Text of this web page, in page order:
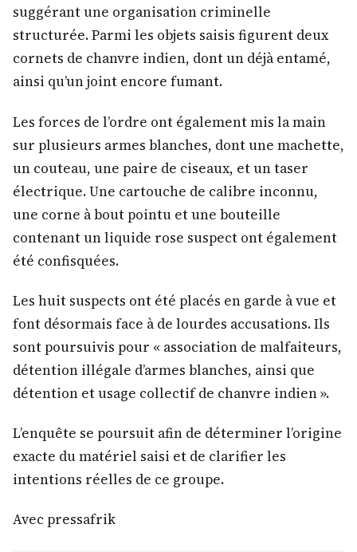
suggérant une organisation criminelle
structurée. Parmi les objets saisis figurent deux
cornets de chanvre indien, dont un déjà entamé,
ainsi qu’un joint encore fumant.
Les forces de l’ordre ont également mis la main
sur plusieurs armes blanches, dont une machette,
un couteau, une paire de ciseaux, et un taser
électrique. Une cartouche de calibre inconnu,
une corne à bout pointu et une bouteille
contenant un liquide rose suspect ont également
été confisquées.
Les huit suspects ont été placés en garde à vue et
font désormais face à de lourdes accusations. Ils
sont poursuivis pour « association de malfaiteurs,
détention illégale d’armes blanches, ainsi que
détention et usage collectif de chanvre indien ».
L’enquête se poursuit afin de déterminer l’origine
exacte du matériel saisi et de clarifier les
intentions réelles de ce groupe.
Avec pressafrik